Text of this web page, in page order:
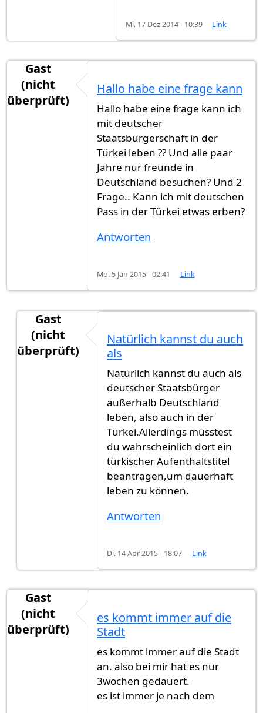
Mi. 17 Dez 2014 - 10:39 Link
Gast
(nicht
überprüft)
Hallo habe eine frage kann
Hallo habe eine frage kann ich
mit deutscher
Staatsbürgerschaft in der
Türkei leben ?? Und alle paar
Jahre nur freunde in
Deutschland besuchen? Und 2
Frage.. Kann ich mit deutschen
Pass in der Türkei etwas erben?
Antworten
Mo. 5 Jan 2015 - 02:41 Link
Gast
(nicht
überprüft)
Natürlich kannst du auch
als
Natürlich kannst du auch als
deutscher Staatsbürger
außerhalb Deutschland
leben, also auch in der
Türkei.Allerdings müsstest
du wahrscheinlich dort ein
türkischer Aufenthaltstitel
beantragen,um dauerhaft
leben zu können.
Antworten
Di. 14 Apr 2015 - 18:07 Link
Gast
(nicht
überprüft)
es kommt immer auf die
Stadt
es kommt immer auf die Stadt
an. also bei mir hat es nur
3wochen gedauert.
es ist immer je nach dem